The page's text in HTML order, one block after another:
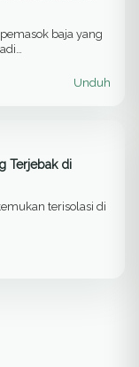
baja yang
Unduh
Terjebak di
terisolasi di